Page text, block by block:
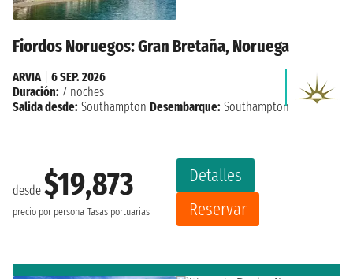
Fiordos Noruegos: Gran Bretaña, Noruega
desde $19,873
precio por persona Tasas portuarias
Detalles
Reservar
ARVIA
6 SEP. 2026
Duración: 7 noches
Salida desde: Southampton Desembarque: Southampton